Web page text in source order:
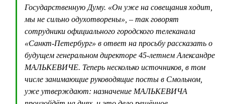
Государственную Думу. «Он уже на совещания ходит,
мы не сильно одухотворены», – так говорят
сотрудники официального городского телеканала
«Санкт-Петербург» в ответ на просьбу рассказать о
будущем генеральном директоре 45-летнем Александре
МАЛЬКЕВИЧЕ. Теперь несколько источников, в том
числе занимающие руководящие посты в Смольном,
уже утверждают: назначение МАЛЬКЕВИЧА